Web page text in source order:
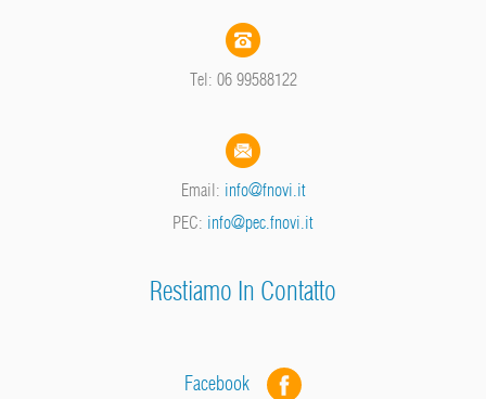
Tel: 06 99588122
Email: info@fnovi.it
PEC: info@pec.fnovi.it
Restiamo In Contatto
Facebook